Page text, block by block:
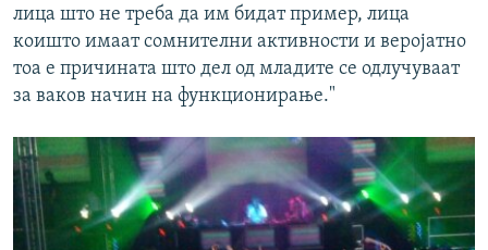
лица што не треба да им бидат пример, лица
коишто имаат сомнителни активности и веројатно
тоа е причината што дел од младите се одлучуваат
за ваков начин на функционирање."